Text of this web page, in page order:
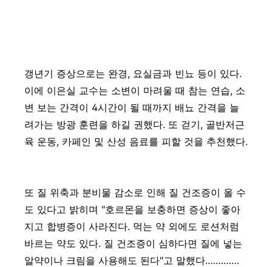
갱년기 증상으로는 완경, 요실금과 빈뇨 등이 있다.
이에 이은실 교수는 소변이 마려울 때 참는 연습, 소
변 보는 간격이 4시간이 될 때까지 배뇨 간격을 늘
려가는 방광 훈련을 하길 권했다. 또 걷기, 골반저근
육 운동, 카페인 및 산성 음료를 피할 것을 추천했다.
또 질 위축과 분비물 감소로 인해 질 건조증이 올 수
도 있다고 밝히며 "호르몬을 보충하면 증상이 좋아
지고 합병증이 사라진다. 먹는 약 외에도 로션처럼
바르는 약도 있다. 질 건조증이 심하다면 질에 넣는
알약이나 크림을 사용해도 된다"고 말했다.…………